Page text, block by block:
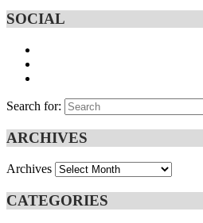
SOCIAL
Search for:
ARCHIVES
Archives
CATEGORIES